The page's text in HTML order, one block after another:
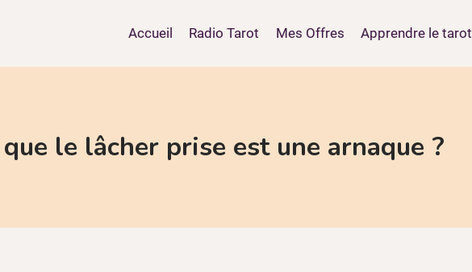
Accueil Radio Tarot Mes Offres Apprendre le tarot
le lâcher prise est une arnaque ?